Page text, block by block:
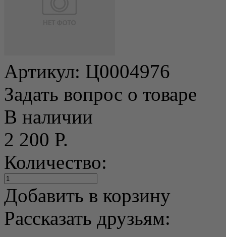
Артикул: Ц0004976
Задать вопрос о товаре
В наличии
2 200 Р.
Количество:
Добавить в корзину
Рассказать друзьям: